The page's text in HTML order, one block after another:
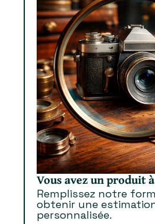
Vous avez un produit
Remplissez notre
obtenir une
personnalisée.